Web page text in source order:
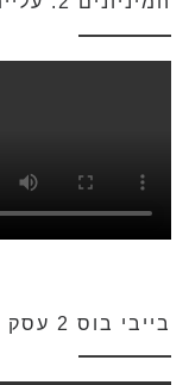
בייבי בוס 2 עסק משפחתי – טריילר רשמי מדובב